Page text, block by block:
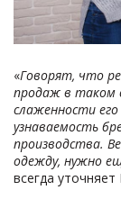
«Говорят, что
продаж в таком
слаженности
узнаваемость
производства.
одежду, нужно
всегда уточняет